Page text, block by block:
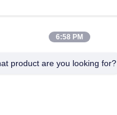
6:58 PM
product are you looking for?